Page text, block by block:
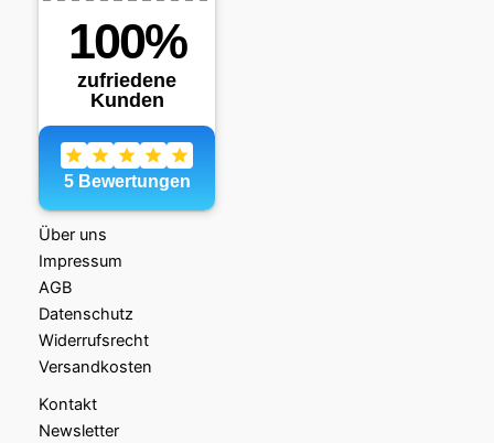
Über uns
Impressum
AGB
Datenschutz
Widerrufsrecht
Versandkosten
Kontakt
Newsletter